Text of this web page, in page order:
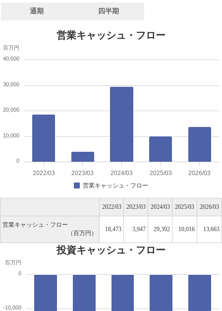
通期 四半期
営業キャッシュ・フロー
百万円
2022/03 2023/03 2024/03 2025/03 2026/03
0
10,000
20,000
30,000
40,000
営業キャッシュ・フロー
2022/03 2023/03 2024/03 2025/03 2026/03
営業キャッシュ・フロー
百万円
18,473 3,947 29,392 10,016 13,663
投資キャッシュ・フロー
百万円
-10,000
0